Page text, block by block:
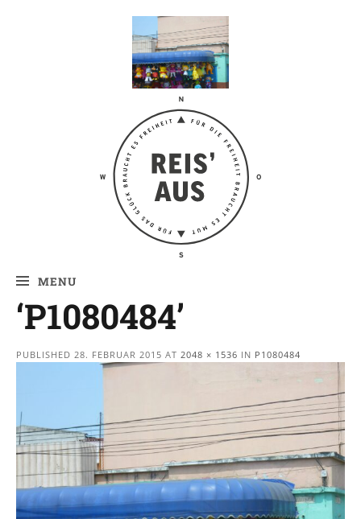
Reis' aus –
Reiseblog
MENU
‘P1080484’
PUBLISHED 28. FEBRUAR 2015 AT 2048 × 1536 IN P1080484